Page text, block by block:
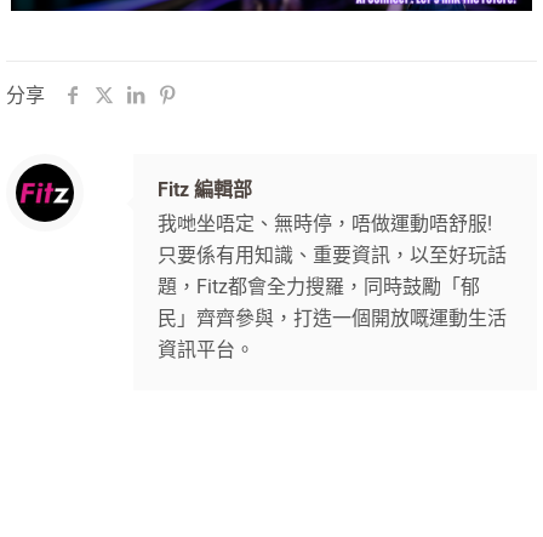
分享
Fitz 編輯部
我哋坐唔定、無時停，唔做運動唔舒服!
只要係有用知識、重要資訊，以至好玩話
題，Fitz都會全力搜羅，同時鼓勵「郁
民」齊齊參與，打造一個開放嘅運動生活
資訊平台。